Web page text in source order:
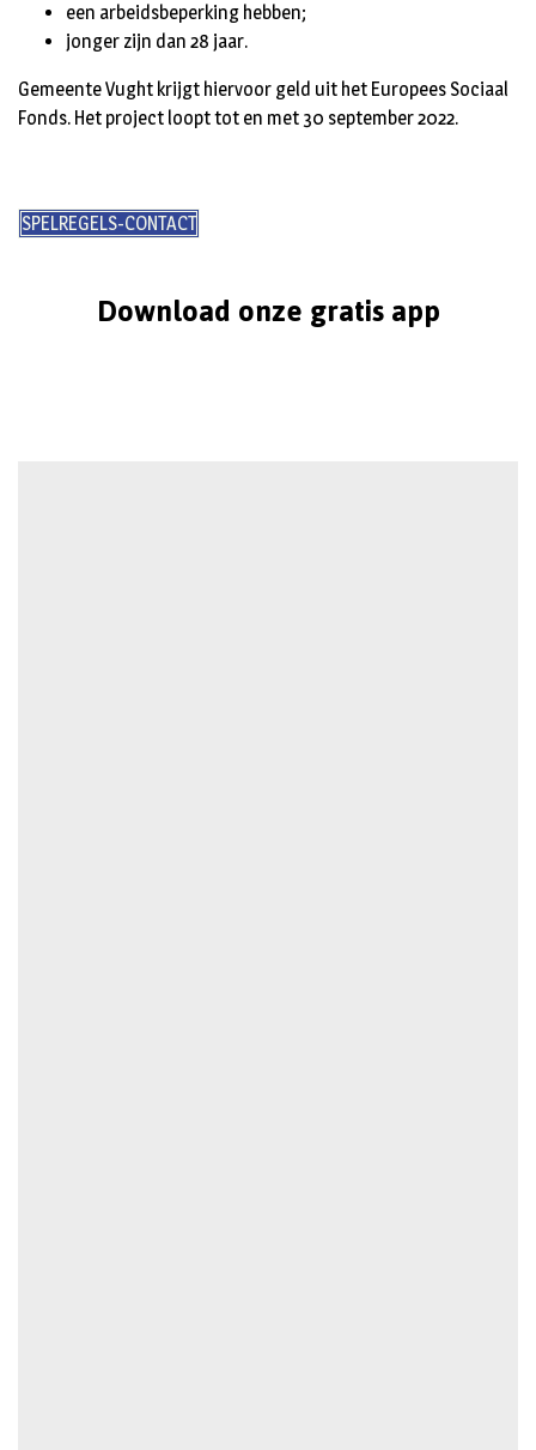
een arbeidsbeperking hebben;
jonger zijn dan 28 jaar.
Gemeente Vught krijgt hiervoor geld uit het Europees Sociaal
Fonds. Het project loopt tot en met 30 september 2022.
SPELREGELS-CONTACT
Download onze gratis app